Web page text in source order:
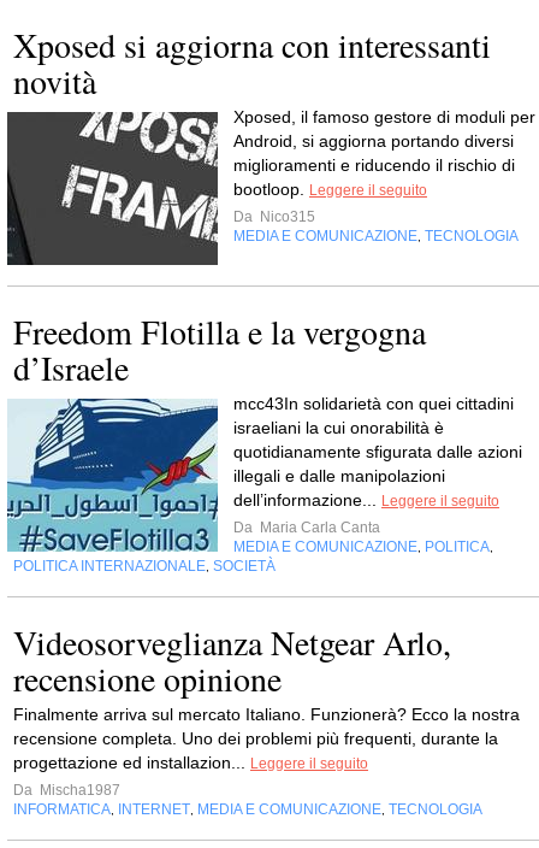
Xposed si aggiorna con interessanti
novità
Xposed, il famoso gestore di moduli per
Android, si aggiorna portando diversi
miglioramenti e riducendo il rischio di
bootloop.
Leggere il seguito
Da Nico315
MEDIA E COMUNICAZIONE TECNOLOGIA
Freedom Flotilla e la vergogna
d’Israele
mcc43In solidarietà con quei cittadini
israeliani la cui onorabilità è
quotidianamente sfigurata dalle azioni
illegali e dalle manipolazioni
dell’informazione...
Leggere il seguito
Da Maria Carla Canta
MEDIA E COMUNICAZIONE POLITICA
POLITICA INTERNAZIONALE SOCIETÀ
Videosorveglianza Netgear Arlo,
recensione opinione
Finalmente arriva sul mercato Italiano. Funzionerà? Ecco la nostra
recensione completa. Uno dei problemi più frequenti, durante la
progettazione ed installazion...
Leggere il seguito
Da Mischa1987
INFORMATICA INTERNET MEDIA E COMUNICAZIONE TECNOLOGIA